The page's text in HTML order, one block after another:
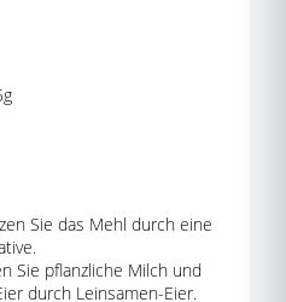
Sie das Mehl durch eine
Sie pflanzliche Milch und
durch Leinsamen-Eier.